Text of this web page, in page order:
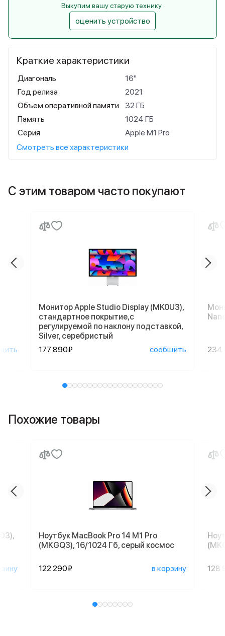
Краткие характеристики
Диагональ
16"
Год релиза
2021
Объем оперативной памяти
32 ГБ
Память
1024 ГБ
Серия
Apple M1 Pro
Смотреть все характеристики
Выкупим вашу старую технику
оценить устройство
С этим товаром часто покупают
Монитор Apple Studio Display (MK0U3),
стандартное покрытие,с
регулируемой по наклону подставкой,
Silver, серебристый
177 890₽
сообщить 234
Похожие товары
Ноутбук MacBook Pro 14 M1 Pro
(MKGQ3), 16/1024 Гб, серый космос
122 290₽ в корзину 128